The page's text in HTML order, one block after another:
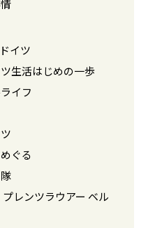
イツ
生活はじめの一歩
イフ
ぐる
レンツラウアー ベル